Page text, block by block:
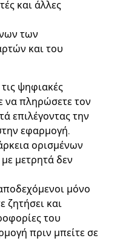
και άλλες
των
και του
ψηφιακές
να πληρώσετε τον
επιλέγοντας την
εφαρμογή.
ορισμένων
μετρητά δεν
μόνο
ζητήσει και
του
πριν μπείτε σε